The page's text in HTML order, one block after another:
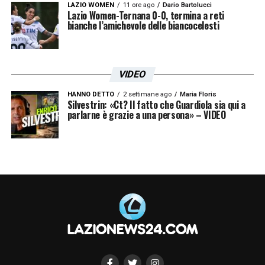
degli obiettivi, dobbiamo rimanere puri e non
pensare di alzare l’asticella. In Europa siamo
primi, in campionato siamo a un punto dalla
la spensieratezza dei grandi e divertirsi
LA PLAYLIST DELLE NOSTRE TOP NEWS
LAZIO WOMEN 11 ore ago Dario Bartolucci
Lazio Women-Ternana 0-0, termina a reti
bianche l’amichevole delle biancocelesti
VIDEO
HANNO DETTO 2 settimane ago Maria Floris
Silvestrin: «Ct? Il fatto che Guardiola sia qui a
parlarne è grazie a una persona» – VIDEO